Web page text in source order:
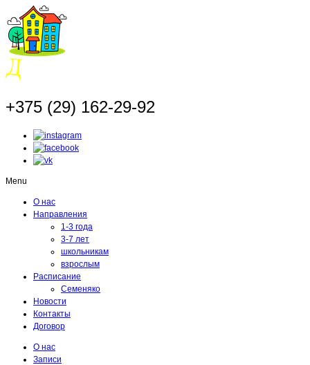
+375 (29) 162-29-92
Menu
О нас
Направления
1-3 года
3-7 лет
школьникам
взрослым
Расписание
Семеняко
Новости
Контакты
Договор
О нас
Записи